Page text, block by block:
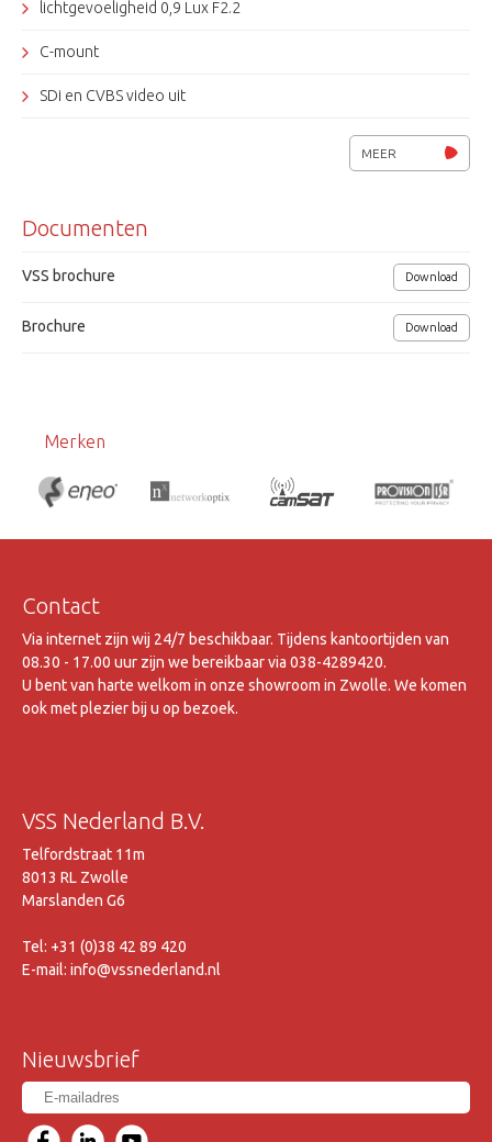
lichtgevoeligheid 0,9 Lux F2.2
C-mount
SDi en CVBS video uit
Hitachi
MEER
Documenten
VSS brochure Download
Brochure Download
Merken
Contact
Via internet zijn wij 24/7 beschikbaar. Tijdens kantoortijden van
08.30 - 17.00 uur zijn we bereikbaar via 038-4289420.
U bent van harte welkom in onze showroom in Zwolle. We komen
ook met plezier bij u op bezoek.
VSS Nederland B.V.
Telfordstraat 11m
8013 RL Zwolle
Marslanden G6
Tel: +31 (0)38 42 89 420
E-mail: info@vssnederland.nl
Nieuwsbrief